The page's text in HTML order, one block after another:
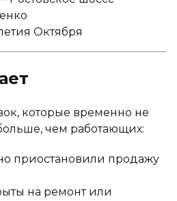
Октября
которые временно не
чем работающих:
приостановили продажу
на ремонт или